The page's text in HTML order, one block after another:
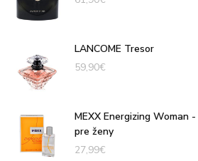
LANCOME Tresor
59,90€
MEXX Energizing Woman
pre ženy
27,99€